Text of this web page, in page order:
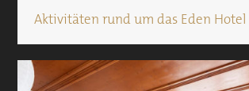
Aktivitäten rund um das Eden Hotel